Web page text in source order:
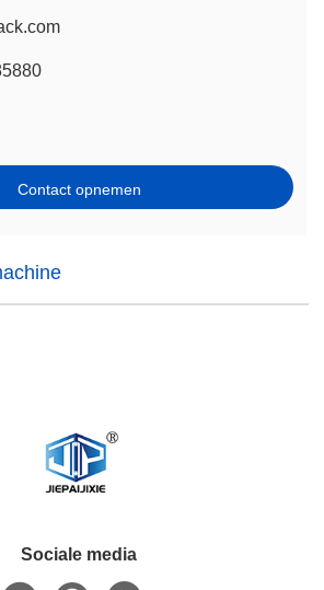
Contact opnemen
Sociale media